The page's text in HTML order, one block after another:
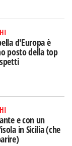
d'Europa è
posto della top
e con un
in Sicilia (che